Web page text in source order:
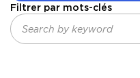
Filtrer par mots-clés